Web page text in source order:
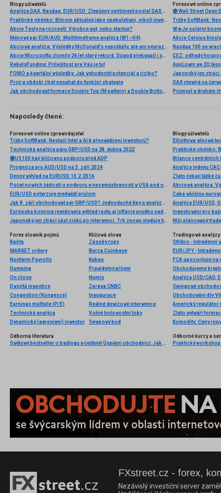
Blogy uživatelů
Analýza DAX, Nasdaq, EUR/USD: Zlepšený sentiment poslal DAX na nová maxima
Praktické okénko: Bitcoin aktuálně jako spekulativní, nikoli investiční aktivum
Akcie Tesly na rozcestí: Výrobce aut, nebo startup?
Měnový pár EUR/AUD: Multitimeframe analýza (W1–H4)
Akciová analýza: Výsledky McDonald’s nepotěšily, ale ani neurazily. Jakou vizi společnost prezentovala?
Akcie Microsoftu zlomily 26 let starý rekord. Důvod překvapil i samotné investory
RebelsFunding: Príležitosť pre Vás je tu!
FOMO a kvartální výsledky: Jak vyhodnotit potenciál a riziko?
Proč v období ztrát nesahat do funkční strategie
Jak obchodovat formace Double Top (M pattern) a Double Bottom (W pattern)
Forexové online
Tržby SoftBank:
Akcie Celsius klesly
ČEZ: odhady
Naposledy čtené:
Forexové online zpravodajství
Tržby SoftBank: Nestačí Intel a AI k přesvědčení investorů?
Technická analýza páru GBP/USD na 28. dubna 2022
🔴US100 hájí klíčovou podporu před ADP
Prognóza pro AUD/USD na 3. září 2024
Denný výhľad na EURUSD 10.2.2016
Počet nových žádostí o podporu v nezaměstnanosti v USA pod odhady; dolar posiluje 📈
EUR/USD potvrzuje medvědí průlom
Jak 8. září obchodovat pár GBP/USD? Jednoduché tipy a analýza obchodů pro začátečníky
Európska komisia revidovala výhľad rastu aj inflácie prudko nadol. Euro ostáva pod tlakom.
Japonský jen ztrácí část zisků po intervenci. Trh znovu sleduje hranici 158 USD/JPY 💴
Blogy uživatelů
Bilance centrálních
Analýza indexu
Zlato čekají těžké
Čaká väčšinu
Investování pro
Môj plánovaný
Forex slovník pojmů
Kvóta
MARKET ordery
Nonfarm Payrolls
Dumping
On close
Dvojitá investice
Congestion (Kongesce)
Earnings multiple (P/E)
Technická analýza
Dynamický (agresivní) investor
Klíčová slova
Zásoby ropy
Burza Coinbase
Kakao
Pravidelný příjem
Numis
Zpráva CNBC
Inaugurace
Reálné devizové intervence
Volné hotovostní toky
Swapový bod
Tradingové analýzy
Stříbro - Intradenní
EUR/JPY -
FCA upozorňuje
Analýza USD/CAD,
Swingové
Obchodování dle
Americký regulátor
Zlato vytváří
Komodity: Ceny
Odborná literatura
Světový bestseller o tradingu v češtině! Úspěšní obchodníci: Jak běžní lidé porážejí Wall Street v jeho vlastní hře
Odborné kurzy a
FXstreet.cz - forex,
Nezávislý investiční server